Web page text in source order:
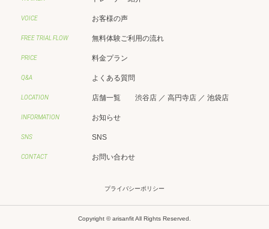
プライバシーポリシー
VOICE お客様の声
FREE TRIAL FLOW 無料体験ご利用の流れ
PRICE 料金プラン
Q&A よくある質問
LOCATION 店舗一覧渋谷店 ／高円寺店 ／池袋店
INFORMATION お知らせ
SNS SNS
CONTACT お問い合わせ
Copyright © arisanfit All Rights Reserved.